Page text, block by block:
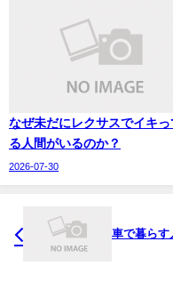
なぜ未だにレクサスでイキっ
る人間がいるのか？
2026-07-30
車で暮らす